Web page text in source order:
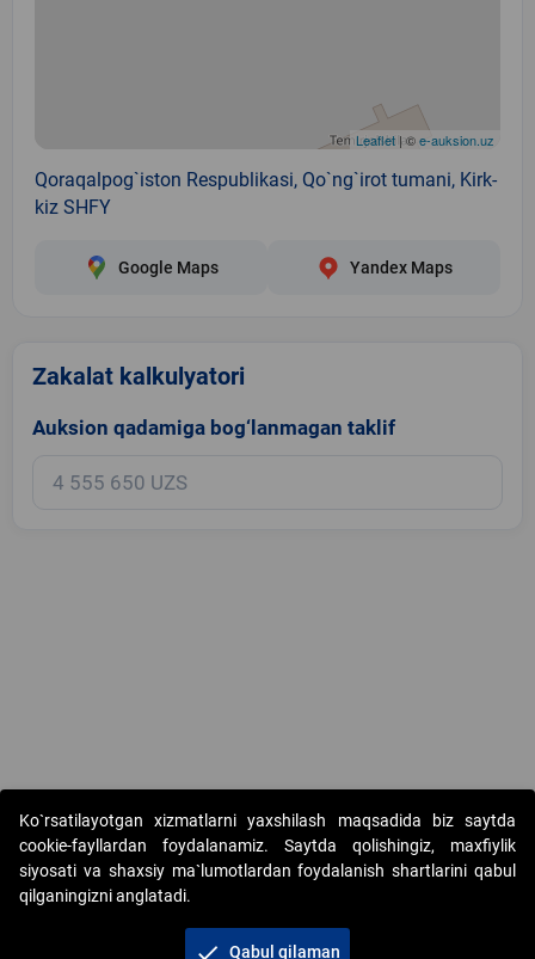
Leaflet | ©e-auksion.uz
Qoraqalpog`iston Respublikasi, Qo`ng`irot tumani, Kirk-
kiz SHFY
Google Maps Yandex Maps
Zakalat kalkulyatori
Auksion qadamiga bog‘lanmagan taklif
Copyright © 2017-2026. "Elektron onlayn-auksionlarni tashkil etish"
AJ. Barcha huquqlar himoyalangan
Ko`rsatilayotgan xizmatlarni yaxshilash maqsadida biz saytda
cookie-fayllardan foydalanamiz. Saytda qolishingiz, maxfiylik
siyosati va shaxsiy ma`lumotlardan foydalanish shartlarini qabul
qilganingizni anglatadi.
check Qabul qilaman